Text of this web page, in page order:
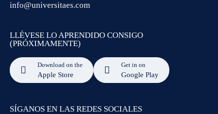
info@universitaes.com
LLÉVESE LO APRENDIDO CONSIGO
(PRÓXIMAMENTE)
Download on the
Apple Store
Get in on
Google Play
SÍGANOS EN LAS REDES SOCIALES